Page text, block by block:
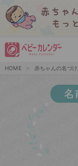
HOME 赤ちゃんの名づ
名